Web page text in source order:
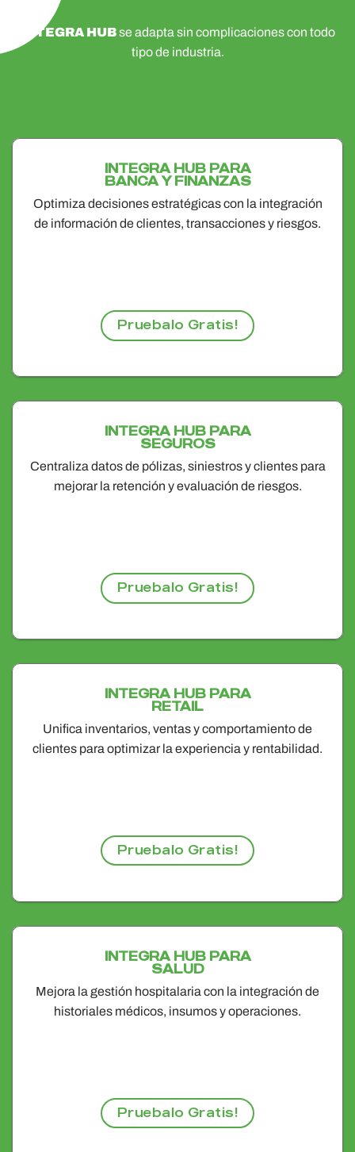
INTEGRA HUBse adapta sin complicaciones con todo
tipo de industria.
INTEGRA HUB PARA
BANCA Y FINANZAS
Optimiza decisiones estratégicas con la integración
de información de clientes, transacciones y riesgos.
Pruebalo Gratis!
INTEGRA HUB PARA
SEGUROS
Centraliza datos de pólizas, siniestros y clientes para
mejorar la retención y evaluación de riesgos.
Pruebalo Gratis!
INTEGRA HUB PARA
RETAIL
Unifica inventarios, ventas y comportamiento de
clientes para optimizar la experiencia y rentabilidad.
Pruebalo Gratis!
INTEGRA HUB PARA
SALUD
Mejora la gestión hospitalaria con la integración de
historiales médicos, insumos y operaciones.
Pruebalo Gratis!